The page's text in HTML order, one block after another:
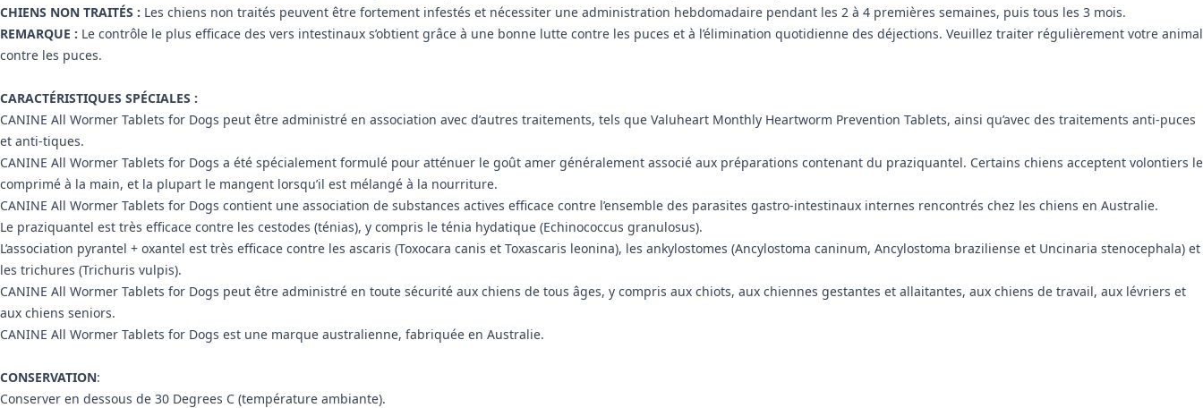
CHIENS NON TRAITÉS : Les chiens non traités peuvent être fortement infestés et nécessiter une administration hebdomadaire pendant les 2 à 4 premières semaines, puis tous les 3 mois.
REMARQUE : Le contrôle le plus efficace des vers intestinaux s’obtient grâce à une bonne lutte contre les puces et à l’élimination quotidienne des déjections. Veuillez traiter régulièrement votre animal
contre les puces.
CARACTÉRISTIQUES SPÉCIALES :
CANINE All Wormer Tablets for Dogs peut être administré en association avec d’autres traitements, tels que Valuheart Monthly Heartworm Prevention Tablets, ainsi qu’avec des traitements anti-puces
et anti-tiques.
CANINE All Wormer Tablets for Dogs a été spécialement formulé pour atténuer le goût amer généralement associé aux préparations contenant du praziquantel. Certains chiens acceptent volontiers le
comprimé à la main, et la plupart le mangent lorsqu’il est mélangé à la nourriture.
CANINE All Wormer Tablets for Dogs contient une association de substances actives efficace contre l’ensemble des parasites gastro-intestinaux internes rencontrés chez les chiens en Australie.
Le praziquantel est très efficace contre les cestodes (ténias), y compris le ténia hydatique (Echinococcus granulosus).
L’association pyrantel + oxantel est très efficace contre les ascaris (Toxocara canis et Toxascaris leonina), les ankylostomes (Ancylostoma caninum, Ancylostoma braziliense et Uncinaria stenocephala) et
les trichures (Trichuris vulpis).
CANINE All Wormer Tablets for Dogs peut être administré en toute sécurité aux chiens de tous âges, y compris aux chiots, aux chiennes gestantes et allaitantes, aux chiens de travail, aux lévriers et
aux chiens seniors.
CANINE All Wormer Tablets for Dogs est une marque australienne, fabriquée en Australie.
CONSERVATION:
Conserver en dessous de 30 Degrees C (température ambiante).